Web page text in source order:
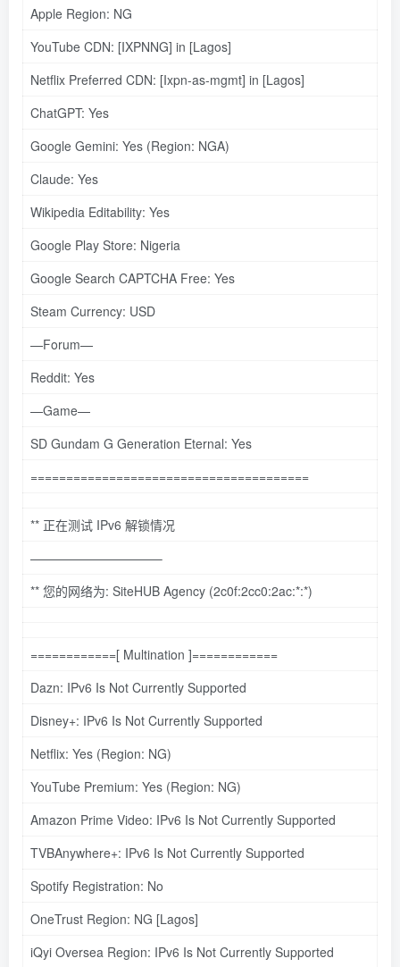
Apple Region: NG
YouTube CDN: [IXPNNG] in [Lagos]
Netflix Preferred CDN: [Ixpn-as-mgmt] in [Lagos]
ChatGPT: Yes
Google Gemini: Yes (Region: NGA)
Claude: Yes
Wikipedia Editability: Yes
Google Play Store: Nigeria
Google Search CAPTCHA Free: Yes
Steam Currency: USD
—Forum—
Reddit: Yes
—Game—
SD Gundam G Generation Eternal: Yes
=======================================
** 正在测试 IPv6 解锁情况
——————————–
** 您的网络为: SiteHUB Agency (2c0f:2cc0:2ac:*:*)
============[ Multination ]============
Dazn: IPv6 Is Not Currently Supported
Disney+: IPv6 Is Not Currently Supported
Netflix: Yes (Region: NG)
YouTube Premium: Yes (Region: NG)
Amazon Prime Video: IPv6 Is Not Currently Supported
TVBAnywhere+: IPv6 Is Not Currently Supported
Spotify Registration: No
OneTrust Region: NG [Lagos]
iQyi Oversea Region: IPv6 Is Not Currently Supported